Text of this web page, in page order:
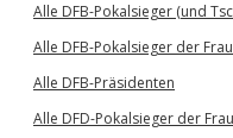
Alle DFB-Pokalsieger (und
Alle DFB-Pokalsieger der
Alle DFB-Präsidenten
Alle DFD-Pokalsieger der